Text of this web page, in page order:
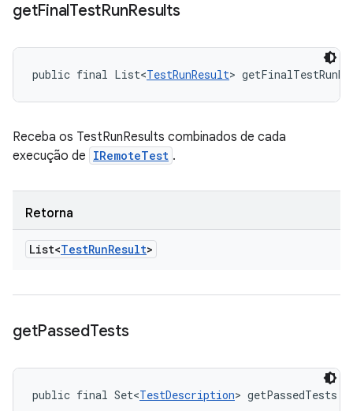
getFinalTestRunResults
public final List<TestRunResult>
Receba os TestRunResults combinados de cada
execução de IRemoteTest .
Retorna
List<TestRunResult>
getPassedTests
public final Set<TestDescription> getPassedTests